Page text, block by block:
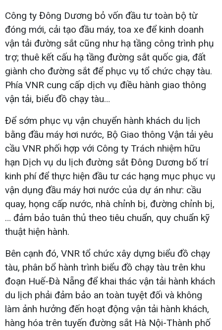
Công ty Đông Dương bỏ vốn đầu tư toàn bộ từ
đóng mới, cải tạo đầu máy, toa xe để kinh doanh
vận tải đường sắt cũng như hạ tầng công trình phụ
trợ; thuê kết cấu hạ tầng đường sắt quốc gia, đất
giành cho đường sắt để phục vụ tổ chức chạy tàu.
Phía VNR cung cấp dịch vụ điều hành giao thông
vận tải, biểu đồ chạy tàu…
Để sớm phục vụ vận chuyển hành khách du lịch
bằng đầu máy hơi nước, Bộ Giao thông Vận tải yêu
cầu VNR phối hợp với Công ty Trách nhiệm hữu
hạn Dịch vụ du lịch đường sắt Đông Dương bố trí
kinh phí để thực hiện đầu tư các hạng mục phục vụ
vận dụng đầu máy hơi nước của dự án như: cầu
quay, họng cấp nước, nhà chỉnh bị, đường chỉnh bị,
… đảm bảo tuân thủ theo tiêu chuẩn, quy chuẩn kỹ
thuật hiện hành.
Bên cạnh đó, VNR tổ chức xây dựng biểu đồ chạy
tàu, phân bổ hành trình biểu đồ chạy tàu trên khu
đoạn Huế-Đà Nẵng để khai thác vận tải hành khách
du lịch phải đảm bảo an toàn tuyệt đối và không
làm ảnh hưởng đến hoạt động vận tải hành khách,
hàng hóa trên tuyến đường sắt Hà Nội-Thành phố